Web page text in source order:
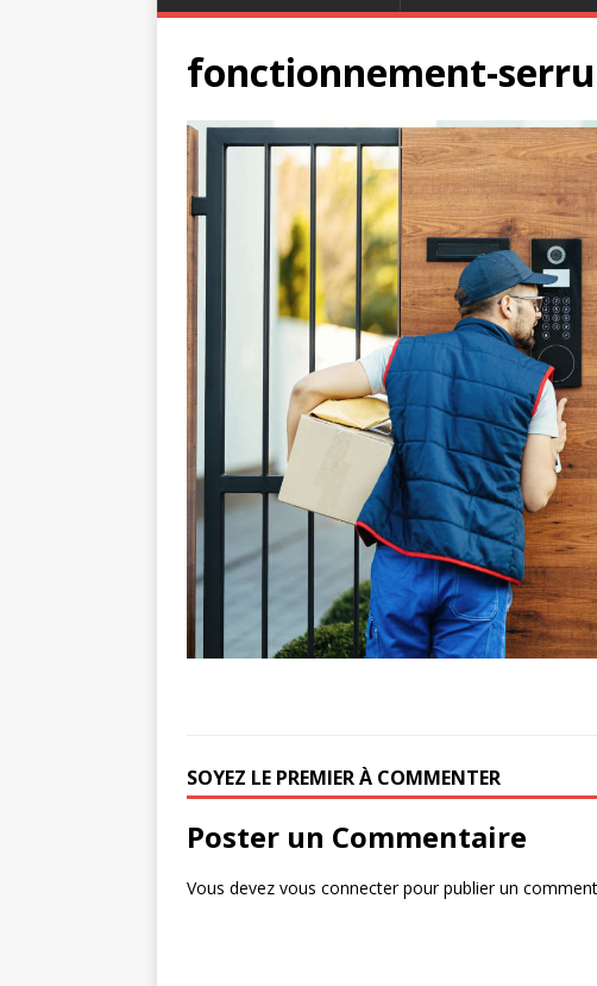
fonctionnement-
SOYEZ LE PREMIER À COMMENTER
Poster un Commentaire
Vous devez vous connecterpour publier un